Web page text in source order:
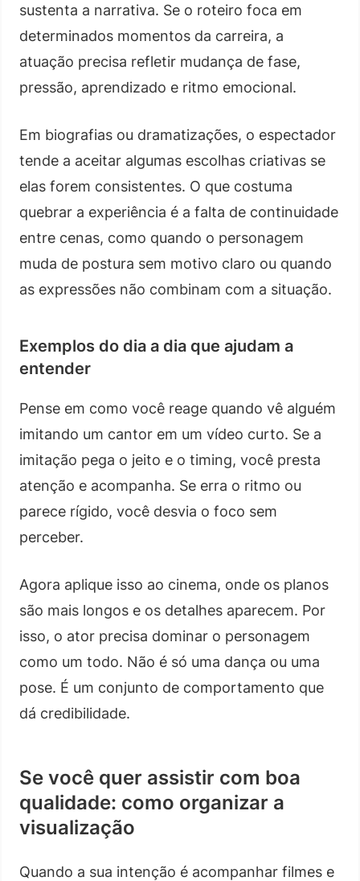
sustenta a narrativa. Se o roteiro foca em
determinados momentos da carreira, a
atuação precisa refletir mudança de fase,
pressão, aprendizado e ritmo emocional.
Em biografias ou dramatizações, o espectador
tende a aceitar algumas escolhas criativas se
elas forem consistentes. O que costuma
quebrar a experiência é a falta de continuidade
entre cenas, como quando o personagem
muda de postura sem motivo claro ou quando
as expressões não combinam com a situação.
Exemplos do dia a dia que ajudam a
entender
Pense em como você reage quando vê alguém
imitando um cantor em um vídeo curto. Se a
imitação pega o jeito e o timing, você presta
atenção e acompanha. Se erra o ritmo ou
parece rígido, você desvia o foco sem
perceber.
Agora aplique isso ao cinema, onde os planos
são mais longos e os detalhes aparecem. Por
isso, o ator precisa dominar o personagem
como um todo. Não é só uma dança ou uma
pose. É um conjunto de comportamento que
dá credibilidade.
Se você quer assistir com boa
qualidade: como organizar a
visualização
Quando a sua intenção é acompanhar filmes e